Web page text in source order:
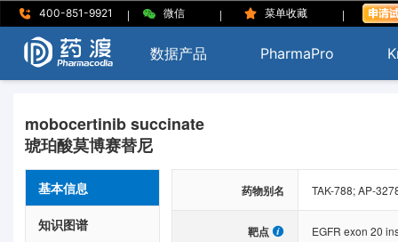
400-851-9921 | 微信 | 菜单收藏 |
数据产品 PharmaPro
mobocertinib succinate
琥珀酸莫博赛替尼
基本信息
知识图谱
药物别名 TAK-788; AP-
靶点 EGFR exon 20